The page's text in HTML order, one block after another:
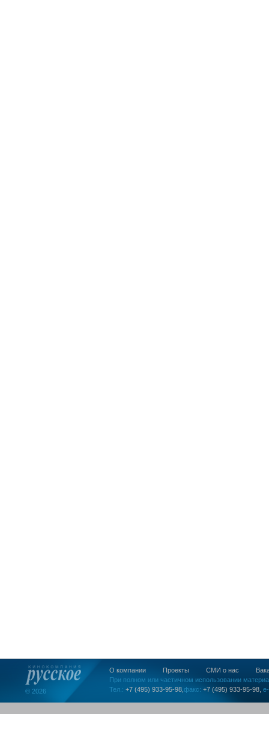
© 2026
О компании Проекты СМИ о нас
При полном или частичном использовании
Тел.: +7 (495) 933-95-98, факс: +7 (495) 933-95-98,